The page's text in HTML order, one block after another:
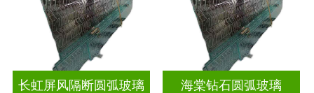
长虹屏风隔断圆弧玻璃 海棠钻石圆弧玻璃